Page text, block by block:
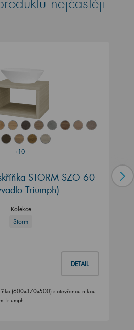
+10
STORM SZO 60
Triumph)
Kolekce
Storm
DETAIL
(600x370x500) s otevřenou nikou
Triumph